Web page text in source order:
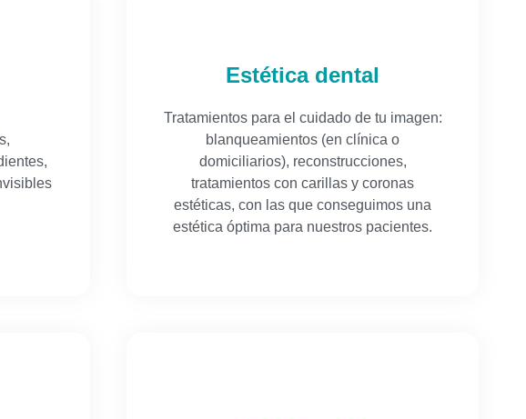
Estética dental
Tratamientos para el cuidado de tu imagen:
blanqueamientos (en clínica o
domiciliarios), reconstrucciones,
tratamientos con carillas y coronas
estéticas, con las que conseguimos una
estética óptima para nuestros pacientes.